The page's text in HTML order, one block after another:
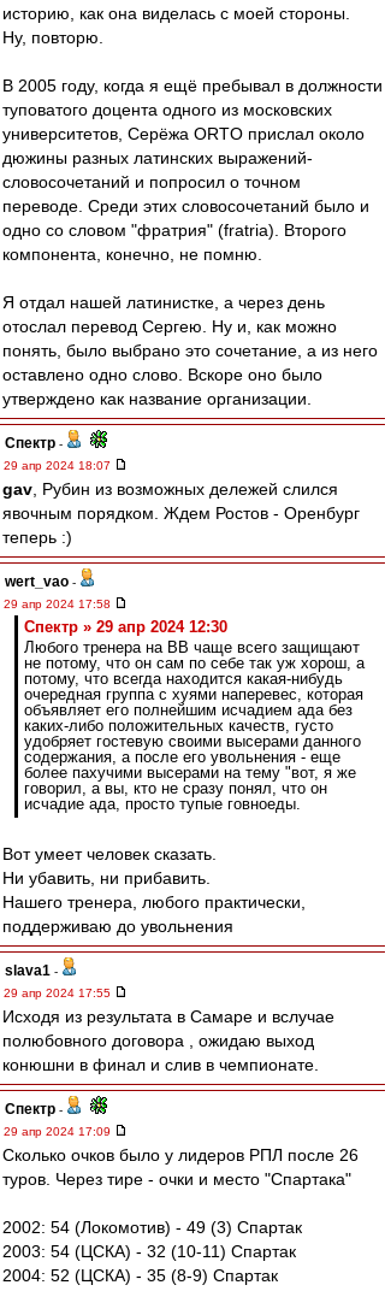
историю, как она виделась с моей стороны.
Ну, повторю.
В 2005 году, когда я ещё пребывал в должности
туповатого доцента одного из московских
университетов, Серёжа ORTO прислал около
дюжины разных латинских выражений-
словосочетаний и попросил о точном
переводе. Среди этих словосочетаний было и
одно со словом "фратрия" (fratria). Второго
компонента, конечно, не помню.
Я отдал нашей латинистке, а через день
отослал перевод Сергею. Ну и, как можно
понять, было выбрано это сочетание, а из него
оставлено одно слово. Вскоре оно было
утверждено как название организации.
Спектр -
29 апр 2024 18:07
gav , Рубин из возможных дележей слился
явочным порядком. Ждем Ростов - Оренбург
теперь :)
wert_vao -
29 апр 2024 17:58
Спектр » 29 апр 2024 12:30
Любого тренера на ВВ чаще всего защищают
не потому, что он сам по себе так уж хорош, а
потому, что всегда находится какая-нибудь
очередная группа с хуями наперевес, которая
объявляет его полнейшим исчадием ада без
каких-либо положительных качеств, густо
удобряет гостевую своими высерами данного
содержания, а после его увольнения - еще
более пахучими высерами на тему "вот, я же
говорил, а вы, кто не сразу понял, что он
исчадие ада, просто тупые говноеды.
Вот умеет человек сказать.
Ни убавить, ни прибавить.
Нашего тренера, любого практически,
поддерживаю до увольнения
slava1 -
29 апр 2024 17:55
Исходя из результата в Самаре и вслучае
полюбовного договора , ожидаю выход
конюшни в финал и слив в чемпионате.
Спектр -
29 апр 2024 17:09
Сколько очков было у лидеров РПЛ после 26
туров. Через тире - очки и место "Спартака"
2002: 54 (Локомотив) - 49 (3) Спартак
2003: 54 (ЦСКА) - 32 (10-11) Спартак
2004: 52 (ЦСКА) - 35 (8-9) Спартак